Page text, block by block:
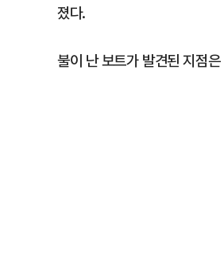
졌다.
불이 난 보트가 발견된 지점